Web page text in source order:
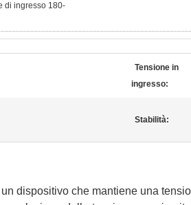
di ingresso 180-
Tensione in
ingresso:
Stabilità:
dispositivo che mantiene una